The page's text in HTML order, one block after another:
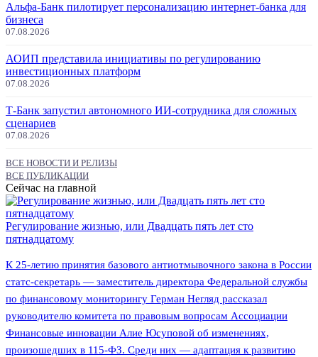
Альфа-Банк пилотирует персонализацию интернет-банка для
бизнеса
07.08.2026
АОИП представила инициативы по регулированию
инвестиционных платформ
07.08.2026
Т-Банк запустил автономного ИИ-сотрудника для сложных
сценариев
07.08.2026
ВСЕ НОВОСТИ И РЕЛИЗЫ
ВСЕ ПУБЛИКАЦИИ
Сейчас на главной
Регулирование жизнью, или Двадцать пять лет сто
пятнадцатому
К 25-летию принятия базового антиотмывочного закона в России
статс-секретарь — заместитель директора Федеральной службы
по финансовому мониторингу Герман Негляд рассказал
руководителю комитета по правовым вопросам Ассоциации
Финансовые инновации Алие Юсуповой об изменениях,
произошедших в 115-ФЗ. Среди них — адаптация к развитию